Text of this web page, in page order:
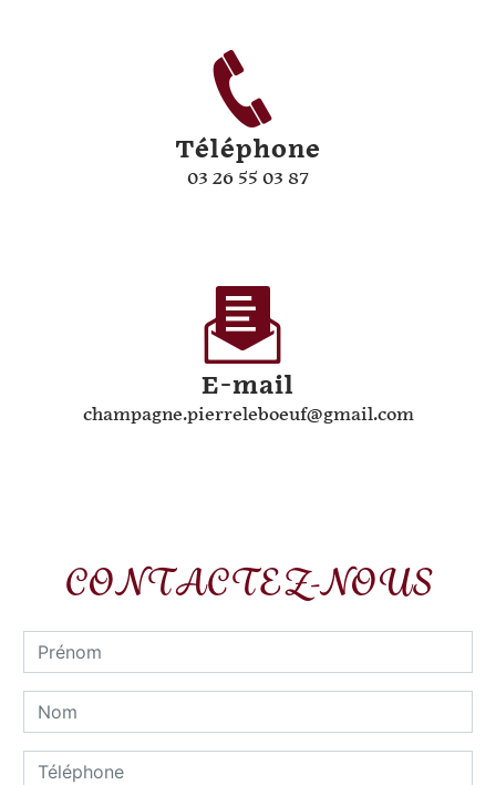
Téléphone
03 26 55 03 87
E-mail
champagne.pierreleboeuf@gmail.com
CONTACTEZ-NOUS